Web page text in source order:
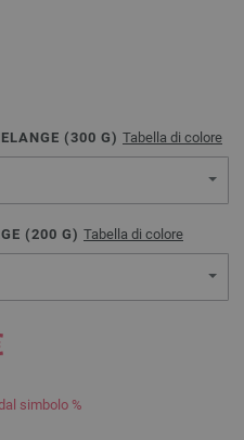
(300 G) Tabella di colore
(200 G) Tabella di colore
simbolo %